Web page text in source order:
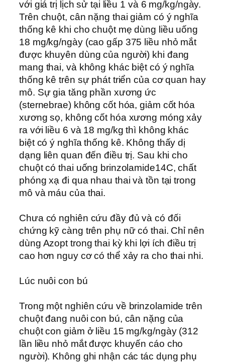
với giá trị lịch sử tại liều 1 và 6 mg/kg/ngày.
Trên chuột, cân nặng thai giảm có ý nghĩa
thống kê khi cho chuột mẹ dùng liều uống
18 mg/kg/ngày (cao gấp 375 liều nhỏ mắt
được khuyên dùng của người) khi đang
mang thai, và không khác biệt có ý nghĩa
thống kê trên sự phát triển của cơ quan hay
mô. Sự gia tăng phần xương ức
(sternebrae) không cốt hóa, giảm cốt hóa
xương sọ, không cốt hóa xương móng xảy
ra với liều 6 và 18 mg/kg thì không khác
biệt có ý nghĩa thống kê. Không thấy dị
dạng liên quan đến điều trị. Sau khi cho
chuột có thai uống brinzolamide14C, chất
phóng xạ đi qua nhau thai và tồn tại trong
mô và máu của thai.
Chưa có nghiên cứu đầy đủ và có đối
chứng kỹ càng trên phụ nữ có thai. Chỉ nên
dùng Azopt trong thai kỳ khi lợi ích điều trị
cao hơn nguy cơ có thể xảy ra cho thai nhi.
Lúc nuôi con bú
Trong một nghiên cứu về brinzolamide trên
chuột đang nuôi con bú, cân nặng của
chuột con giảm ở liều 15 mg/kg/ngày (312
lần liều nhỏ mắt được khuyến cáo cho
người). Không ghi nhận các tác dụng phụ